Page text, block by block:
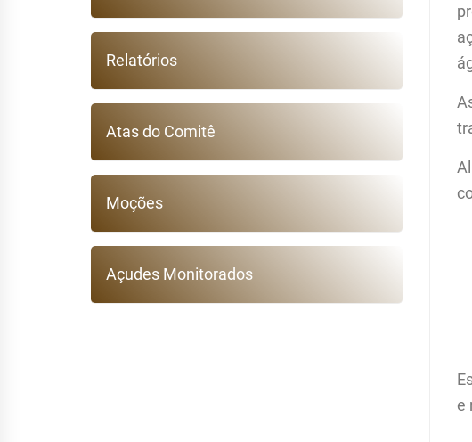
e
Relatórios
Atas do Comitê
Moções
Açudes Monitorados